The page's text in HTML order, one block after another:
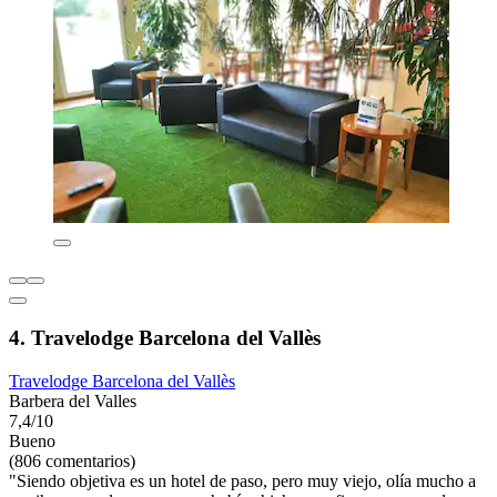
4. Travelodge Barcelona del Vallès
Travelodge Barcelona del Vallès
Barbera del Valles
7,4/10
Bueno
(806 comentarios)
"Siendo objetiva es un hotel de paso, pero muy viejo, olía mucho a